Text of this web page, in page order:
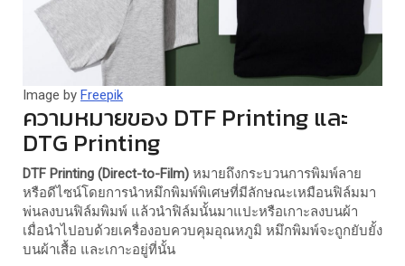
Image by Freepik
ความหมายของ DTF Printing และ
DTG Printing
DTF Printing (Direct-to-Film) หมายถึงกระบวนการพิมพ์ลาย
หรือดีไซน์โดยการนำหมึกพิมพ์พิเศษที่มีลักษณะเหมือนฟิล์มมา
พ่นลงบนฟิล์มพิมพ์ แล้วนำฟิล์มนั้นมาแปะหรือเกาะลงบนผ้า
เมื่อนำไปอบด้วยเครื่องอบควบคุมอุณหภูมิ หมึกพิมพ์จะถูกยับยั้ง
บนผ้าเสื้อ และเกาะอยู่ที่นั้น